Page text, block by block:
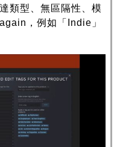
類型、無區隔性、模
，例如「Indie」